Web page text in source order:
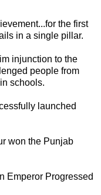
the first
in a single pillar.
injunction to the
people from
schools.
launched
won the Punjab
Emperor Progressed